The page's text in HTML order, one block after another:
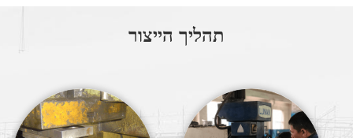
תהליך הייצור